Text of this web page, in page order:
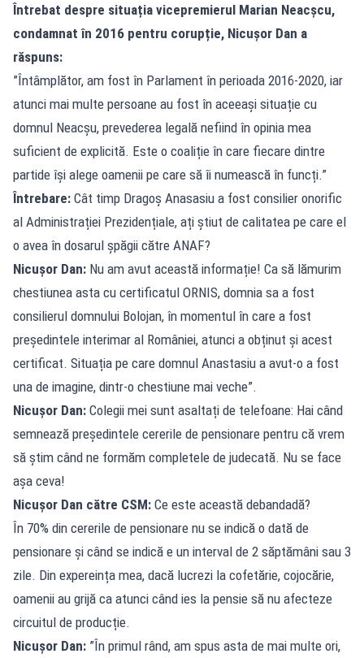
Întrebat despre situația vicepremierul Marian Neacșcu,
condamnat în 2016 pentru corupție, Nicușor Dan a
răspuns:
”Întâmplător, am fost în Parlament în perioada 2016-2020, iar
atunci mai multe persoane au fost în aceeași situație cu
domnul Neacșu, prevederea legală nefiind în opinia mea
suficient de explicită. Este o coaliție în care fiecare dintre
partide își alege oamenii pe care să îi numească în funcți.”
Întrebare: Cât timp Dragoș Anasasiu a fost consilier onorific
al Administrației Prezidențiale, ați știut de calitatea pe care el
o avea în dosarul șpăgii către ANAF?
Nicușor Dan: Nu am avut această informație! Ca să lămurim
chestiunea asta cu certificatul ORNIS, domnia sa a fost
consilierul domnului Bolojan, în momentul în care a fost
președintele interimar al României, atunci a obținut și acest
certificat. Situația pe care domnul Anastasiu a avut-o a fost
una de imagine, dintr-o chestiune mai veche”.
Nicușor Dan: Colegii mei sunt asaltați de telefoane: Hai când
semnează președintele cererile de pensionare pentru că vrem
să știm când ne formăm completele de judecată. Nu se face
așa ceva!
Nicușor Dan către CSM: Ce este această debandadă?
În 70% din cererile de pensionare nu se indică o dată de
pensionare și când se indică e un interval de 2 săptămâni sau 3
zile. Din expereința mea, dacă lucrezi la cofetărie, cojocărie,
oamenii au grijă ca atunci când ies la pensie să nu afecteze
circuitul de producție.
Nicușor Dan: ”În primul rând, am spus asta de mai multe ori,